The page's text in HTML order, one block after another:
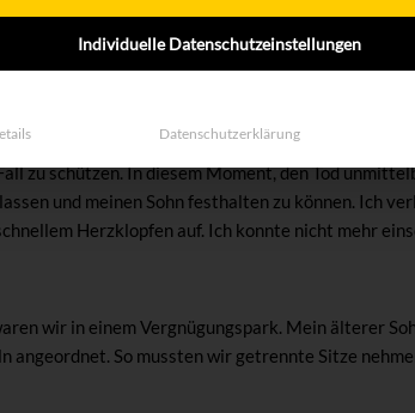
parken und zu Fuß über den steinigen Weg
ihn später einfach hinter sich herziehen, weil er
älteren Sohnes fest umschlossen, als wir
der Rollstuhl ein bisschen über den Rand des
zu schützen. In diesem Moment, den Tod
und meinen Sohn festhalten zu können. Ich
Herzklopfen auf. Ich konnte nicht mehr
wir in einem Vergnügungspark. Mein älterer
angeordnet. So mussten wir getrennte Sitze
Individuelle Datenschutzeinstellungen
Datenschutzerklärung